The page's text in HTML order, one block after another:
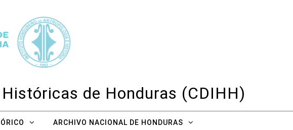
de Honduras (CDIHH)
ARCHIVO NACIONAL DE HONDURAS